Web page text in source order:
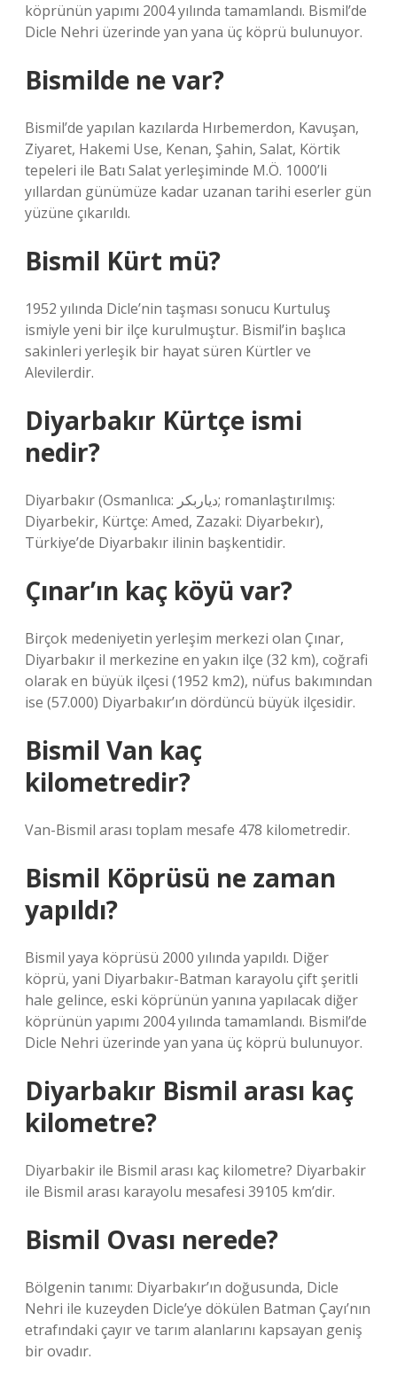
köprünün yapımı 2004 yılında tamamlandı. Bismil’de
Dicle Nehri üzerinde yan yana üç köprü bulunuyor.
Bismilde ne var?
Bismil’de yapılan kazılarda Hırbemerdon, Kavuşan,
Ziyaret, Hakemi Use, Kenan, Şahin, Salat, Körtik
tepeleri ile Batı Salat yerleşiminde M.Ö. 1000’li
yıllardan günümüze kadar uzanan tarihi eserler gün
yüzüne çıkarıldı.
Bismil Kürt mü?
1952 yılında Dicle’nin taşması sonucu Kurtuluş
ismiyle yeni bir ilçe kurulmuştur. Bismil’in başlıca
sakinleri yerleşik bir hayat süren Kürtler ve
Alevilerdir.
Diyarbakır Kürtçe ismi
nedir?
Diyarbakır (Osmanlıca: دیاربكر; romanlaştırılmış:
Diyarbekir, Kürtçe: Amed, Zazaki: Diyarbekır),
Türkiye’de Diyarbakır ilinin başkentidir.
Çınar’ın kaç köyü var?
Birçok medeniyetin yerleşim merkezi olan Çınar,
Diyarbakır il merkezine en yakın ilçe (32 km), coğrafi
olarak en büyük ilçesi (1952 km2), nüfus bakımından
ise (57.000) Diyarbakır’ın dördüncü büyük ilçesidir.
Bismil Van kaç
kilometredir?
Van-Bismil arası toplam mesafe 478 kilometredir.
Bismil Köprüsü ne zaman
yapıldı?
Bismil yaya köprüsü 2000 yılında yapıldı. Diğer
köprü, yani Diyarbakır-Batman karayolu çift şeritli
hale gelince, eski köprünün yanına yapılacak diğer
köprünün yapımı 2004 yılında tamamlandı. Bismil’de
Dicle Nehri üzerinde yan yana üç köprü bulunuyor.
Diyarbakır Bismil arası kaç
kilometre?
Diyarbakir ile Bismil arası kaç kilometre? Diyarbakir
ile Bismil arası karayolu mesafesi 39105 km’dir.
Bismil Ovası nerede?
Bölgenin tanımı: Diyarbakır’ın doğusunda, Dicle
Nehri ile kuzeyden Dicle’ye dökülen Batman Çayı’nın
etrafındaki çayır ve tarım alanlarını kapsayan geniş
bir ovadır.